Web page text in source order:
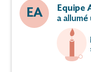
EA
Equipe
a